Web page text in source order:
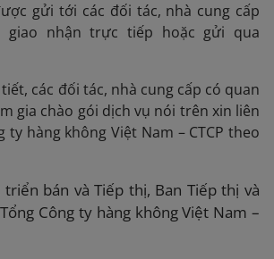
gửi tới các đối tác, nhà cung cấp
giao nhận trực tiếp hoặc gửi qua
các đối tác, nhà cung cấp có quan
gia chào gói dịch vụ nói trên xin liên
ty hàng không Việt Nam – CTCP theo
triển bán và Tiếp thị, Ban Tiếp thị và
Công ty hàng không Việt Nam –